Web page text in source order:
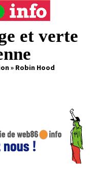
et verte
» Robin Hood